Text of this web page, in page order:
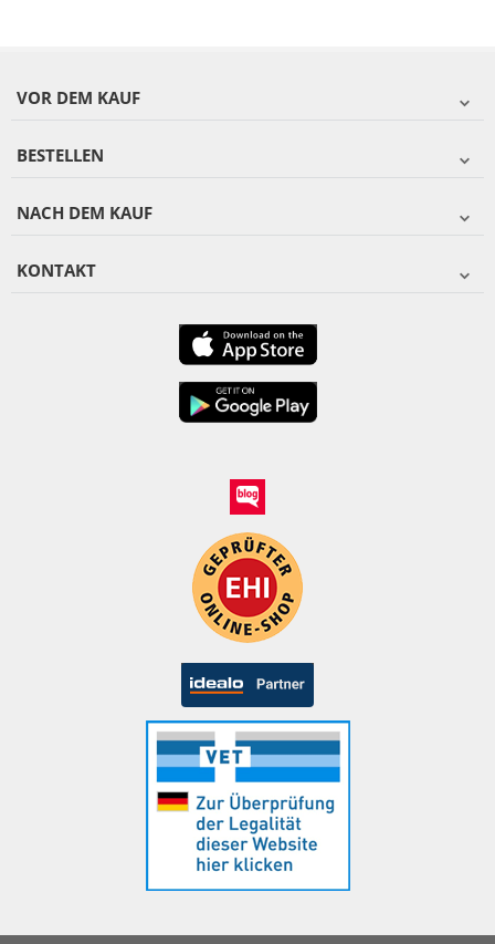
VOR DEM KAUF
BESTELLEN
NACH DEM KAUF
KONTAKT